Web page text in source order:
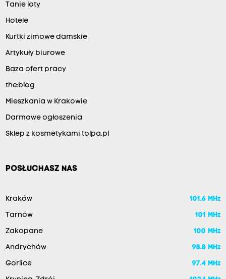
Tanie loty
Hotele
Kurtki zimowe damskie
Artykuły biurowe
Baza ofert pracy
the:blog
Mieszkania w Krakowie
Darmowe ogłoszenia
Sklep z kosmetykami tolpa.pl
POSŁUCHASZ NAS
Kraków 101.6 MHz
Tarnów 101 MHz
Zakopane 100 MHz
Andrychów 98.8 MHz
Gorlice 97.4 MHz